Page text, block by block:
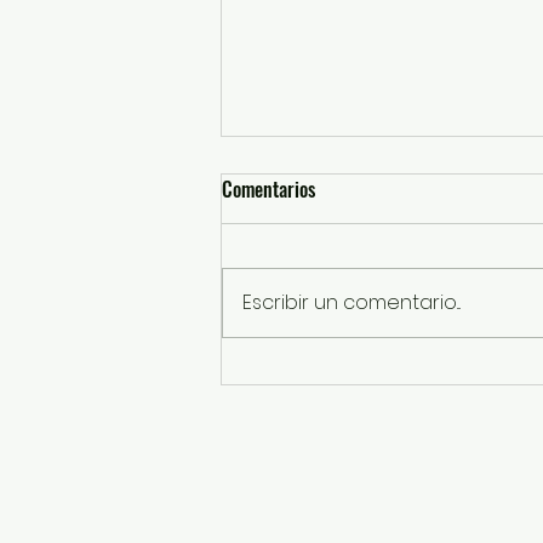
Tlalnepantla inaugura casa de
Comentarios
Escribir un comentario...